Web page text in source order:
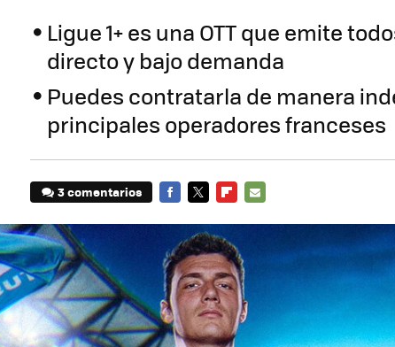
Ligue 1+ es una OTT que emite
directo y bajo demanda
Puedes contratarla de manera
principales operadores franceses
3 comentarios